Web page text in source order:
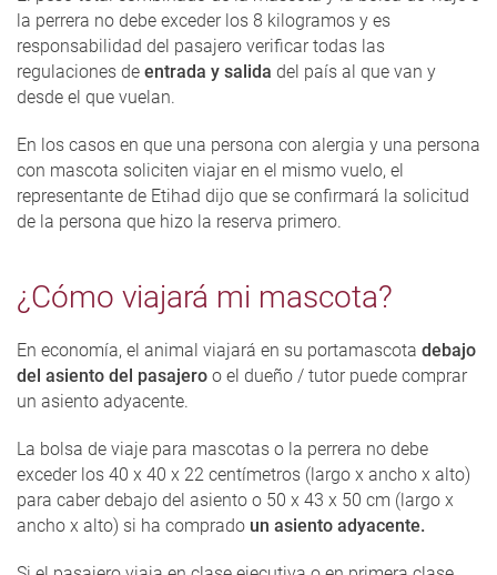
la perrera no debe exceder los 8 kilogramos y es
responsabilidad del pasajero verificar todas las
regulaciones de entrada y salida del país al que van y
desde el que vuelan.
En los casos en que una persona con alergia y una persona
con mascota soliciten viajar en el mismo vuelo, el
representante de Etihad dijo que se confirmará la solicitud
de la persona que hizo la reserva primero.
¿Cómo viajará mi mascota?
En economía, el animal viajará en su portamascota debajo
del asiento del pasajero o el dueño / tutor puede comprar
un asiento adyacente.
La bolsa de viaje para mascotas o la perrera no debe
exceder los 40 x 40 x 22 centímetros (largo x ancho x alto)
para caber debajo del asiento o 50 x 43 x 50 cm (largo x
ancho x alto) si ha comprado un asiento adyacente.